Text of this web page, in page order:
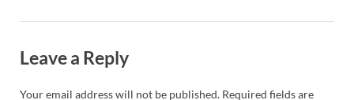
Leave a Reply
Your email address will not be published. Required fields are